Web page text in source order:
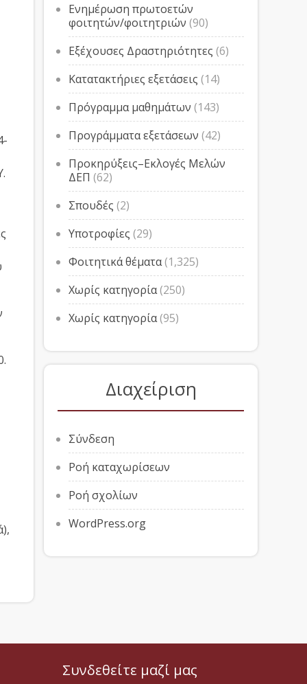
Ενημέρωση πρωτοετών
φοιτητών/φοιτητριών (90)
Εξέχουσες Δραστηριότητες (6)
Κατατακτήριες εξετάσεις (14)
Πρόγραμμα μαθημάτων (143)
Προγράμματα εξετάσεων (42)
Προκηρύξεις–Εκλογές Μελών
ΔΕΠ (62)
Σπουδές (2)
Υποτροφίες (29)
Φοιτητικά θέματα(1,325)
Χωρίς κατηγορία(250)
Χωρίς κατηγορία(95)
Διαχείριση
Σύνδεση
Ροή καταχωρίσεων
Ροή σχολίων
WordPress.org
Συνδεθείτε μαζί μας